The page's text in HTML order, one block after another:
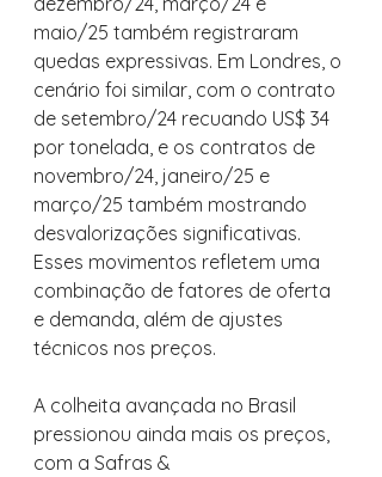
maio/25 também registraram
quedas expressivas. Em Londres, o
cenário foi similar, com o contrato
de setembro/24 recuando US$ 34
por tonelada, e os contratos de
novembro/24, janeiro/25 e
março/25 também mostrando
desvalorizações significativas.
Esses movimentos refletem uma
combinação de fatores de oferta
e demanda, além de ajustes
técnicos nos preços.
A colheita avançada no Brasil
pressionou ainda mais os preços,
com a Safras &